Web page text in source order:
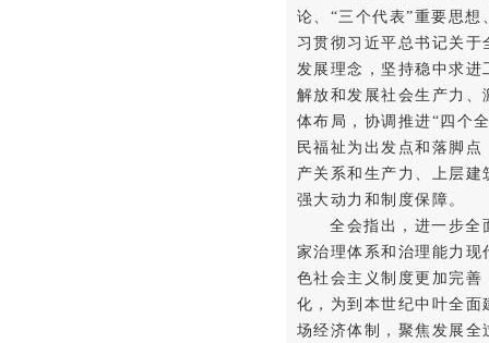
论、“三个代表”重要思
习贯彻习近平总书记关
发展理念，坚持稳中求
解放和发展社会生产力
体布局，协调推进“四个
民福祉为出发点和落脚
产关系和生产力、上层
强大动力和制度保障。
全会指出，进一步全
家治理体系和治理能力
色社会主义制度更加完
化，为到本世纪中叶全
场经济体制，聚焦发展